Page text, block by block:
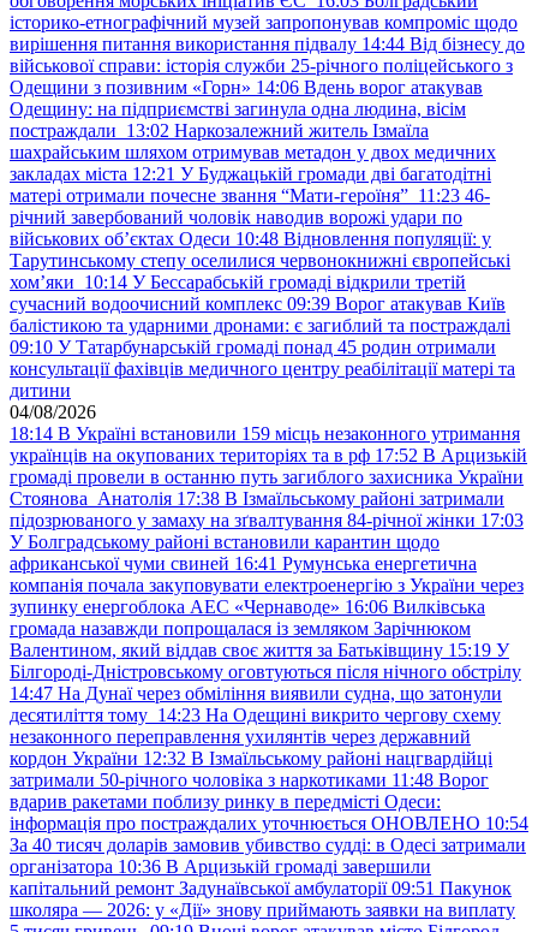
історико-етнографічний музей запропонував компроміс щодо
вирішення питання використання підвалу 14:44 Від бізнесу до
військової справи: історія служби 25-річного поліцейського з
Одещини з позивним «Горн» 14:06 Вдень ворог атакував
Одещину: на підприємстві загинула одна людина, вісім
постраждали 13:02 Наркозалежний житель Ізмаїла
шахрайським шляхом отримував метадон у двох медичних
закладах міста 12:21 У Буджацькій громади дві багатодітні
матері отримали почесне звання “Мати-героїня” 11:23 46-
річний завербований чоловік наводив ворожі удари по
військових обʼєктах Одеси 10:48 Відновлення популяції: у
Тарутинському степу оселилися червонокнижні європейські
хом’яки 10:14 У Бессарабській громаді відкрили третій
сучасний водоочисний комплекс 09:39 Ворог атакував Київ
балістикою та ударними дронами: є загиблий та постраждалі
09:10 У Татарбунарській громаді понад 45 родин отримали
консультації фахівців медичного центру реабілітації матері та
дитини
04/08/2026
18:14 В Україні встановили 159 місць незаконного утримання
українців на окупованих територіях та в рф 17:52 В Арцизькій
громаді провели в останню путь загиблого захисника України
Стоянова Анатолія 17:38 В Ізмаїльському районі затримали
підозрюваного у замаху на зґвалтування 84-річної жінки 17:03
У Болградському районі встановили карантин щодо
африканської чуми свиней 16:41 Румунська енергетична
компанія почала закуповувати електроенергію з України через
зупинку енергоблока АЕС «Чернаводе» 16:06 Вилківська
громада назавжди попрощалася із земляком Зарічнюком
Валентином, який віддав своє життя за Батьківщину 15:19 У
Білгороді-Дністровському оговтуються після нічного обстрілу
14:47 На Дунаї через обміління виявили судна, що затонули
десятиліття тому 14:23 На Одещині викрито чергову схему
незаконного переправлення ухилянтів через державний
кордон України 12:32 В Ізмаїльському районі нацгвардійці
затримали 50-річного чоловіка з наркотиками 11:48 Ворог
вдарив ракетами поблизу ринку в передмісті Одеси:
інформація про постраждалих уточнюється ОНОВЛЕНО 10:54
За 40 тисяч доларів замовив убивство судді: в Одесі затримали
організатора 10:36 В Арцизькій громаді завершили
капітальний ремонт Задунаївської амбулаторії 09:51 Пакунок
школяра — 2026: у «Дії» знову приймають заявки на виплату